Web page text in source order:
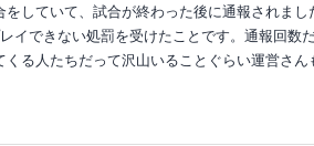
していて、試合が終わった後に通報されま
イできない処罰を受けたことです。通報回数
る人たちだって沢山いることぐらい運営さん